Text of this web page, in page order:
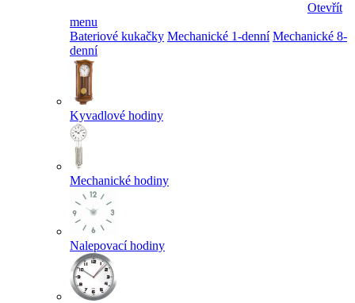
Otevřít
menu
Bateriové kukačky Mechanické 1-denní Mechanické 8-
denní
Kyvadlové hodiny
Mechanické hodiny
Nalepovací hodiny